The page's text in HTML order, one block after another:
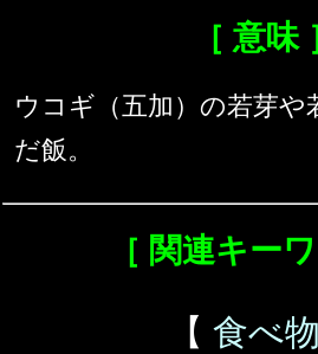
［ 意味
ウコギ（五加）の若芽や
だ飯。
［ 関連キー
【 食べ物